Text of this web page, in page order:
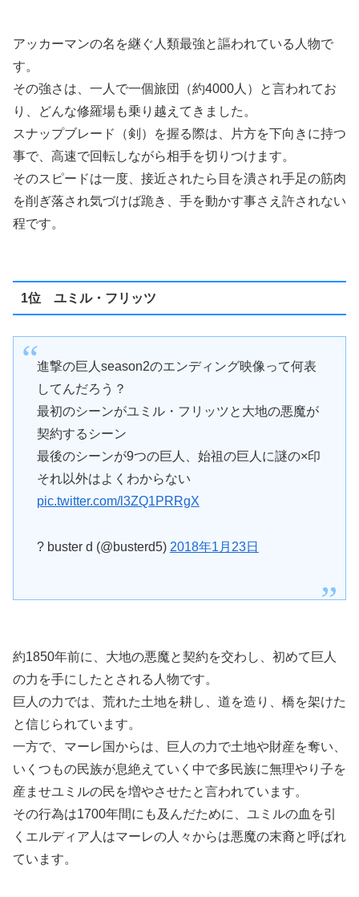
アッカーマンの名を継ぐ人類最強と謳われている人物で
す。
その強さは、一人で一個旅団（約4000人）と言われてお
り、どんな修羅場も乗り越えてきました。
スナップブレード（剣）を握る際は、片方を下向きに持つ
事で、高速で回転しながら相手を切りつけます。
そのスピードは一度、接近されたら目を潰され手足の筋肉
を削ぎ落され気づけば跪き、手を動かす事さえ許されない
程です。
1位 ユミル・フリッツ
進撃の巨人season2のエンディング映像って何表
してんだろう？
最初のシーンがユミル・フリッツと大地の悪魔が
契約するシーン
最後のシーンが9つの巨人、始祖の巨人に謎の×印
それ以外はよくわからない
pic.twitter.com/l3ZQ1PRRgX
? buster d (@busterd5) 2018年1月23日
約1850年前に、大地の悪魔と契約を交わし、初めて巨人
の力を手にしたとされる人物です。
巨人の力では、荒れた土地を耕し、道を造り、橋を架けた
と信じられています。
一方で、マーレ国からは、巨人の力で土地や財産を奪い、
いくつもの民族が息絶えていく中で多民族に無理やり子を
産ませユミルの民を増やさせたと言われています。
その行為は1700年間にも及んだために、ユミルの血を引
くエルディア人はマーレの人々からは悪魔の末裔と呼ばれ
ています。